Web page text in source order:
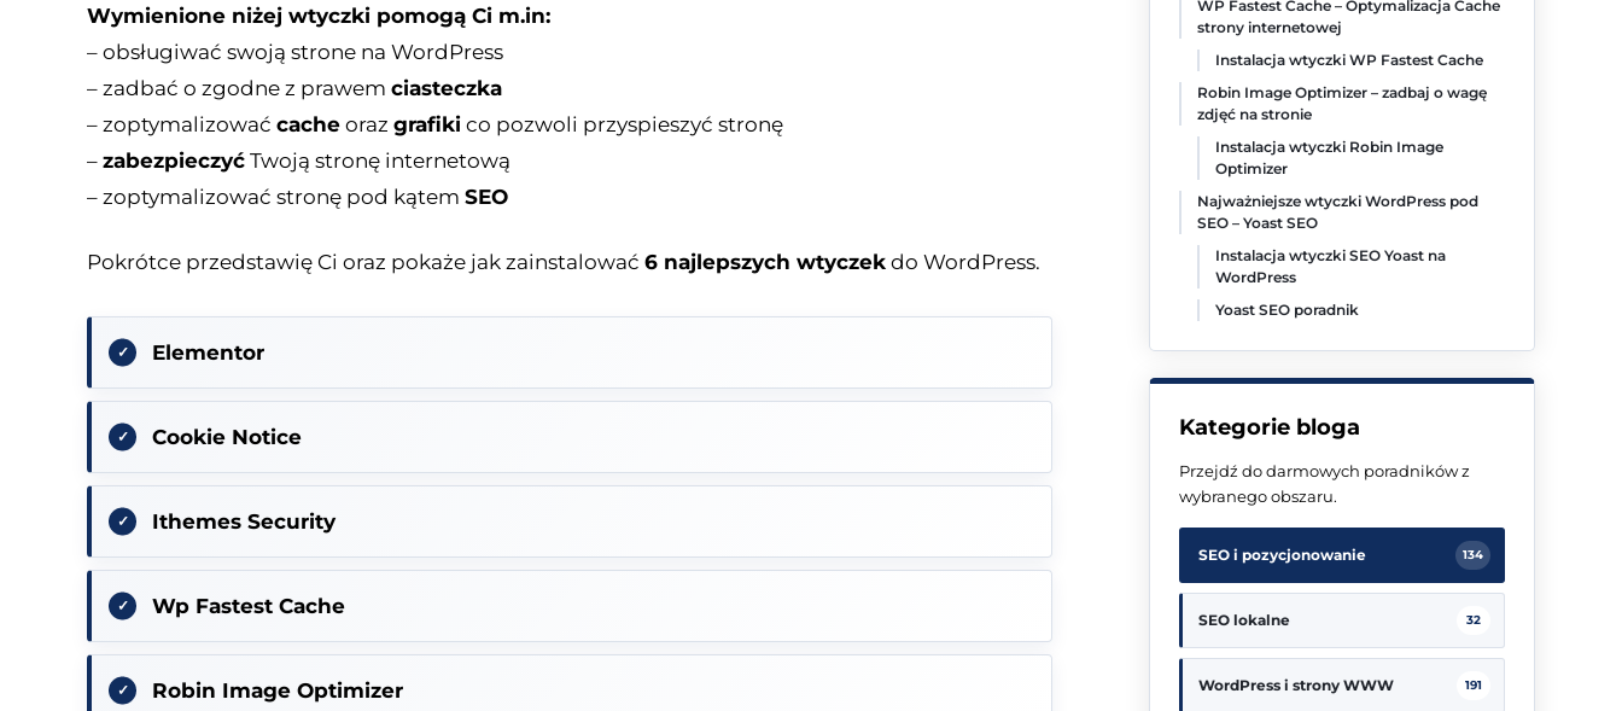
Wymienione niżej wtyczki pomogą Ci m.in:
– obsługiwać swoją strone na WordPress
– zadbać o zgodne z prawem ciasteczka
– zoptymalizować cache oraz grafiki co pozwoli przyspieszyć stronę
– zabezpieczyć Twoją stronę internetową
– zoptymalizować stronę pod kątem SEO
Pokrótce przedstawię Ci oraz pokaże jak zainstalować 6 najlepszych wtyczek do WordPress.
Elementor
Cookie Notice
Ithemes Security
Wp Fastest Cache
Robin Image Optimizer
WP Fastest Cache – Optymalizacja Cache
strony internetowej
Instalacja wtyczki WP Fastest Cache
Robin Image Optimizer – zadbaj o wagę
zdjęć na stronie
Instalacja wtyczki Robin Image
Optimizer
Najważniejsze wtyczki WordPress pod
SEO – Yoast SEO
Instalacja wtyczki SEO Yoast na
WordPress
Yoast SEO poradnik
Kategorie bloga
Przejdź do darmowych poradników z
wybranego obszaru.
SEO i pozycjonowanie 134
SEO lokalne 32
WordPress i strony WWW 191